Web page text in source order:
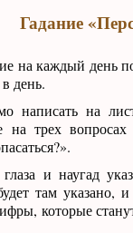
Гадание
на каждый день
день.
написать на
на трех
глаза и наугад
там указано,
которые